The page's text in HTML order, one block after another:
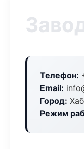
Телефон:
Email:
Город:
Режим